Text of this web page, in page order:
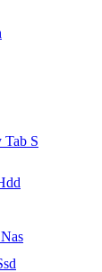
Tab S